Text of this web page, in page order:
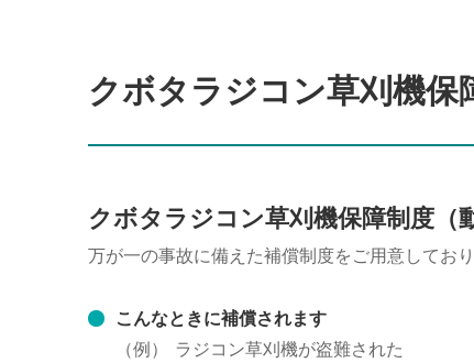
クボタラジコン草刈機保
クボタラジコン草刈機保障制度（
万が一の事故に備えた補償制度をご用意しており
こんなときに補償されます
（例）
ラジコン草刈機が盗難された